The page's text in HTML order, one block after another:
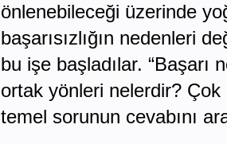
önlenebileceği üzerinde
başarısızlığın nedenleri
bu işe başladılar. “Başarı
ortak yönleri nelerdir? Çok
temel sorunun cevabını